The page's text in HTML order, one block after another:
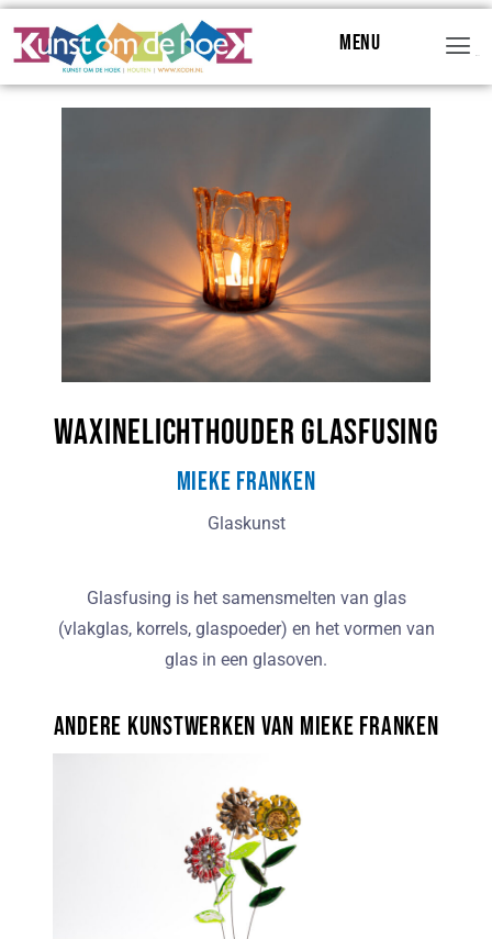
Menu
Waxinelichthouder glasfusing
Mieke Franken
Glaskunst
Glasfusing is het samensmelten van glas
(vlakglas, korrels, glaspoeder) en het vormen van
glas in een glasoven.
Andere kunstwerken van Mieke Franken